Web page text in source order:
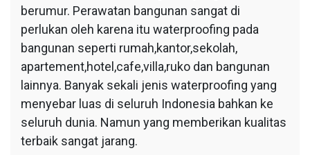
berumur. Perawatan bangunan sangat di
perlukan oleh karena itu waterproofing pada
bangunan seperti rumah,kantor,sekolah,
apartement,hotel,cafe,villa,ruko dan bangunan
lainnya. Banyak sekali jenis waterproofing yang
menyebar luas di seluruh Indonesia bahkan ke
seluruh dunia. Namun yang memberikan kualitas
terbaik sangat jarang.